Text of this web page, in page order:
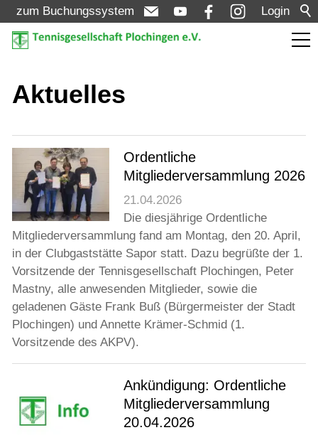
Login
zum Buchungssystem
Aktuelles
Termine
Turniere
Verein
Mannschaften
Jugend
Gaststätte
Aktuelles
Ordentliche
Mitgliederversammlung 2026
21.04.2026
Die diesjährige Ordentliche
Mitgliederversammlung fand am Montag, den 20. April,
in der Clubgaststätte Sapor statt. Dazu begrüßte der 1.
Vorsitzende der Tennisgesellschaft Plochingen, Peter
Mastny, alle anwesenden Mitglieder, sowie die
geladenen Gäste Frank Buß (Bürgermeister der Stadt
Plochingen) und Annette Krämer-Schmid (1.
Vorsitzende des AKPV).
Ankündigung: Ordentliche
Mitgliederversammlung
20.04.2026